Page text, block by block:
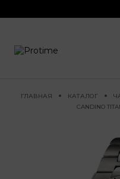
ГЛАВНАЯ КАТАЛОГ
CANDINO